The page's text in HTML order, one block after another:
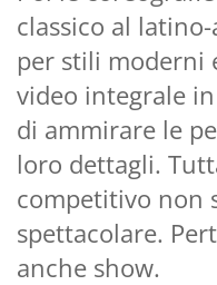
classico al
per stili moderni
video integrale
di ammirare le
loro dettagli.
competitivo non
spettacolare.
anche show.